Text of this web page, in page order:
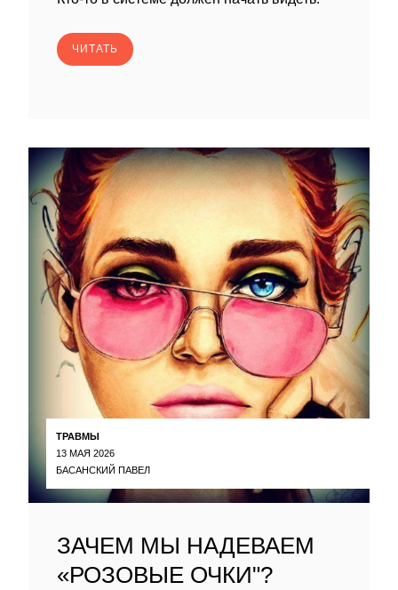
ЧИТАТЬ
ТРАВМЫ
13 МАЯ 2026
БАСАНСКИЙ ПАВЕЛ
ЗАЧЕМ МЫ НАДЕВАЕМ
«РОЗОВЫЕ ОЧКИ"?